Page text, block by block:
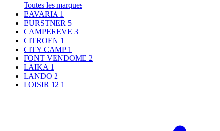
Toutes les marques
BAVARIA 1
BURSTNER 5
CAMPEREVE 3
CITROEN 1
CITY CAMP 1
FONT VENDOME 2
LAIKA 1
LANDO 2
LOISIR 12 1